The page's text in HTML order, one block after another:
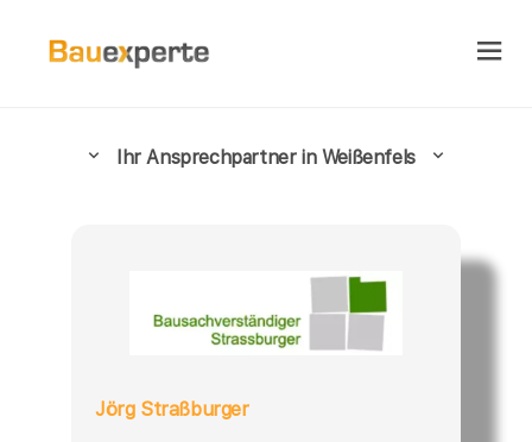
Ihr Ansprechpartner in Weißenfels
Jörg Straßburger